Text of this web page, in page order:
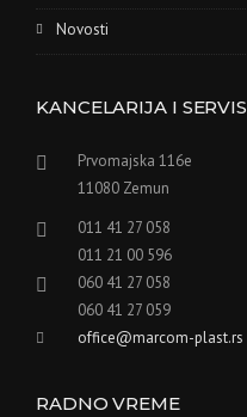
Novosti
KANCELARIJA I SERVIS
Prvomajska 116e
11080 Zemun
011 41 27 058
011 21 00 596
060 41 27 058
060 41 27 059
office@marcom-plast.rs
RADNO VREME